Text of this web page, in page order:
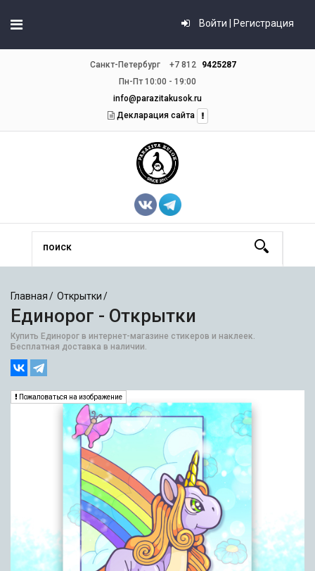
Войти | Регистрация
Санкт-Петербург +7 812
9425287
Пн-Пт 10:00 - 19:00
info@parazitakusok.ru
Декларация сайта
Главная Открытки
Единорог - Открытки
Купить Единорог в интернет-магазине стикеров и наклеек.
Бесплатная доставка в наличии.
Пожаловаться на изображение